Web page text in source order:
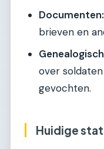
Documenten:
brieven en
over
gevochten.
Huidige